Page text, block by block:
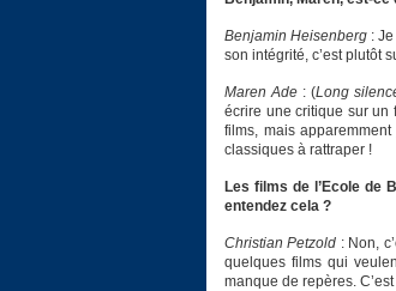
Benjamin Heisenberg :
son intégrité, c’est plutôt
Maren Ade: (Long
écrire une critique sur un
films, mais
classiques à rattraper !
Les films de l’Ecole de
entendez cela ?
Christian Petzold : Non,
quelques films qui
manque de repères.